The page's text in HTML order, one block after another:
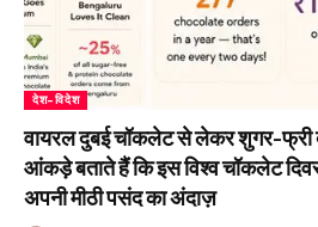
देश-विदेश
वायरल दुबई चॉकलेट से लेकर शुगर-फ्री
आंकड़े बताते हैं कि इस विश्व चॉकलेट
अपनी मीठी पसंद का अंदाज़